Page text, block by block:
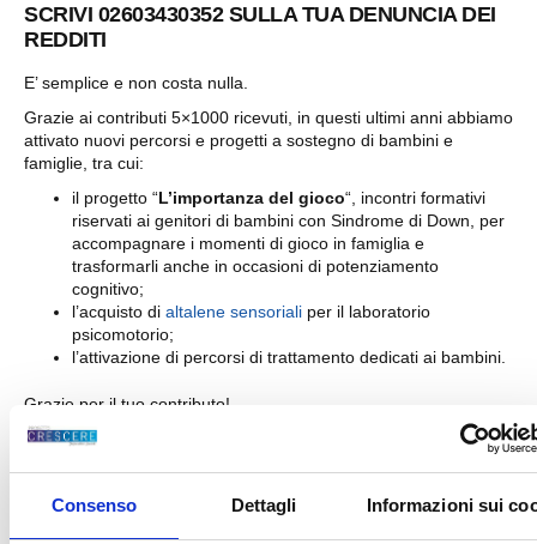
Consenso Dettagli Informazioni sui
SCRIVI 02603430352SULLA TUA DENUNCIA DEI
REDDITI
E’ semplice e non costa nulla.
Grazie ai contributi 5×1000 ricevuti, in questi ultimi anni abbiamo
attivato nuovi percorsi e progetti a sostegno di bambini e
famiglie, tra cui:
il progetto “L’importanza del gioco“, incontri formativi
riservati ai genitori di bambini con Sindrome di Down, per
accompagnare i momenti di gioco in famiglia e
trasformarli anche in occasioni di potenziamento
cognitivo;
l’acquisto di altalene sensoriali per il laboratorio
psicomotorio;
l’attivazione di percorsi di trattamento dedicati ai bambini.
Grazie per il tuo contributo!